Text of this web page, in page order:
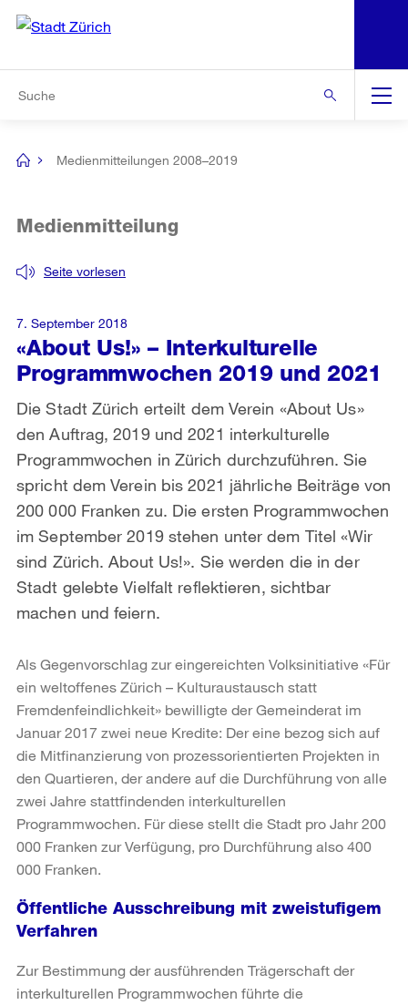
Navigation
[no
Medienmitteilungen 2008–2019
«About Us!» – Interkulturelle
Programmwochen 2019 und 2021
Seite vorlesen
Medienmitteilung
Die Stadt Zürich erteilt dem Verein «About Us»
den Auftrag, 2019 und 2021 interkulturelle
Programmwochen in Zürich durchzuführen. Sie
spricht dem Verein bis 2021 jährliche Beiträge von
200 000 Franken zu. Die ersten Programmwochen
im September 2019 stehen unter dem Titel «Wir
sind Zürich. About Us!». Sie werden die in der
Stadt gelebte Vielfalt reflektieren, sichtbar
machen und feiern.
7. September 2018
Als Gegenvorschlag zur eingereichten Volksinitiative «Für
ein weltoffenes Zürich – Kulturaustausch statt
Fremdenfeindlichkeit» bewilligte der Gemeinderat im
Januar 2017 zwei neue Kredite: Der eine bezog sich auf
die Mitfinanzierung von prozessorientierten Projekten in
den Quartieren, der andere auf die Durchführung von alle
zwei Jahre stattfindenden interkulturellen
Programmwochen. Für diese stellt die Stadt pro Jahr 200
000 Franken zur Verfügung, pro Durchführung also 400
000 Franken.
Öffentliche Ausschreibung mit zweistufigem
Verfahren
Zur Bestimmung der ausführenden Trägerschaft der
interkulturellen Programmwochen führte die